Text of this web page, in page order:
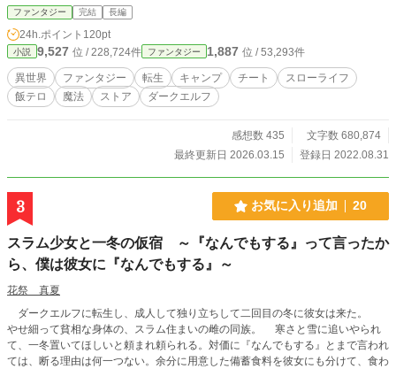
ローライフを目指す予定なのだが…… 旧題：異世界でキャン
プ場を作って全力でスローライフを執行する……予定！ ※
カクヨム様でも投稿しております。
ファンタジー 完結 長編
24h.ポイント 120pt
小説 9,527 位 / 228,724件 ファンタジー 1,887 位 / 53,293件
異世界 ファンタジー 転生 キャンプ チート
スローライフ
飯テロ
魔法 ストア ダークエルフ
感想数 435
文字数 680,874
最終更新日 2026.03.15
登録日 2022.08.31
3 お気に入り追加 20
スラム少女と一冬の仮宿 ～『なんでもする』って言ったか
ら、僕は彼女に『なんでもする』～
花祭 真夏
ダークエルフに転生し、成人して独り立ちして二回目の冬に彼女は来た。
やせ細って貧相な身体の、スラム住まいの雌の同族。 寒さと雪に追いやられ
て、一冬置いてほしいと頼まれ頼られる。対価に『なんでもする』とまで言われ
ては、断る理由は何一つない。余分に用意した備蓄食料を彼女にも分けて、食わ